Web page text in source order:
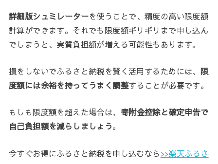
詳細版シュミレーターを使うことで、精度の高い限度額
計算ができます。それでも限度額ギリギリまで申し込ん
でしまうと、実質負担額が増える可能性もあります。
損をしないでふるさと納税を賢く活用するためには、 限
度額には余裕を持ってうまく調整することが必要です。
もしも限度額を超えた場合は、 寄附金控除と確定申告で
自己負担額を減らしましょう。
今すぐお得にふるさと納税を申し込むなら >>楽天ふるさ